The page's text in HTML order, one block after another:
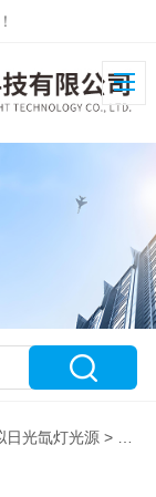
日光氙灯光源 > CEL-S50CEL-S500、S500R3基本型模拟日光氙灯光源